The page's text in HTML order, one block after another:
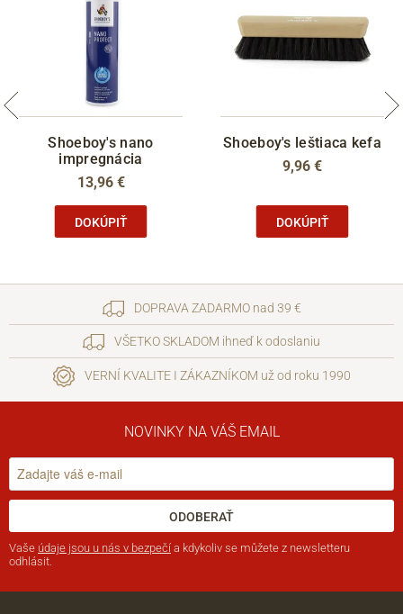
Shoeboy's nano
impregnácia
13,96 €
DOKÚPIŤ
Shoeboy's leštiaca kefa
9,96 €
DOKÚPIŤ
DOPRAVA ZADARMO nad 39 €
VŠETKO SKLADOM ihneď k odoslaniu
VERNÍ KVALITE I ZÁKAZNÍKOM už od roku 1990
NOVINKY NA VÁŠ EMAIL
ODOBERAŤ
Vaše údaje jsou u nás v bezpečí a kdykoliv se můžete z newsletteru
odhlásit.